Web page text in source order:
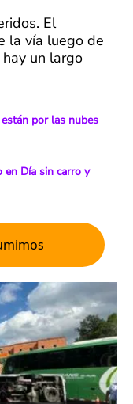
El
la vía luego de
un largo
por las nubes
en Día sin carro y